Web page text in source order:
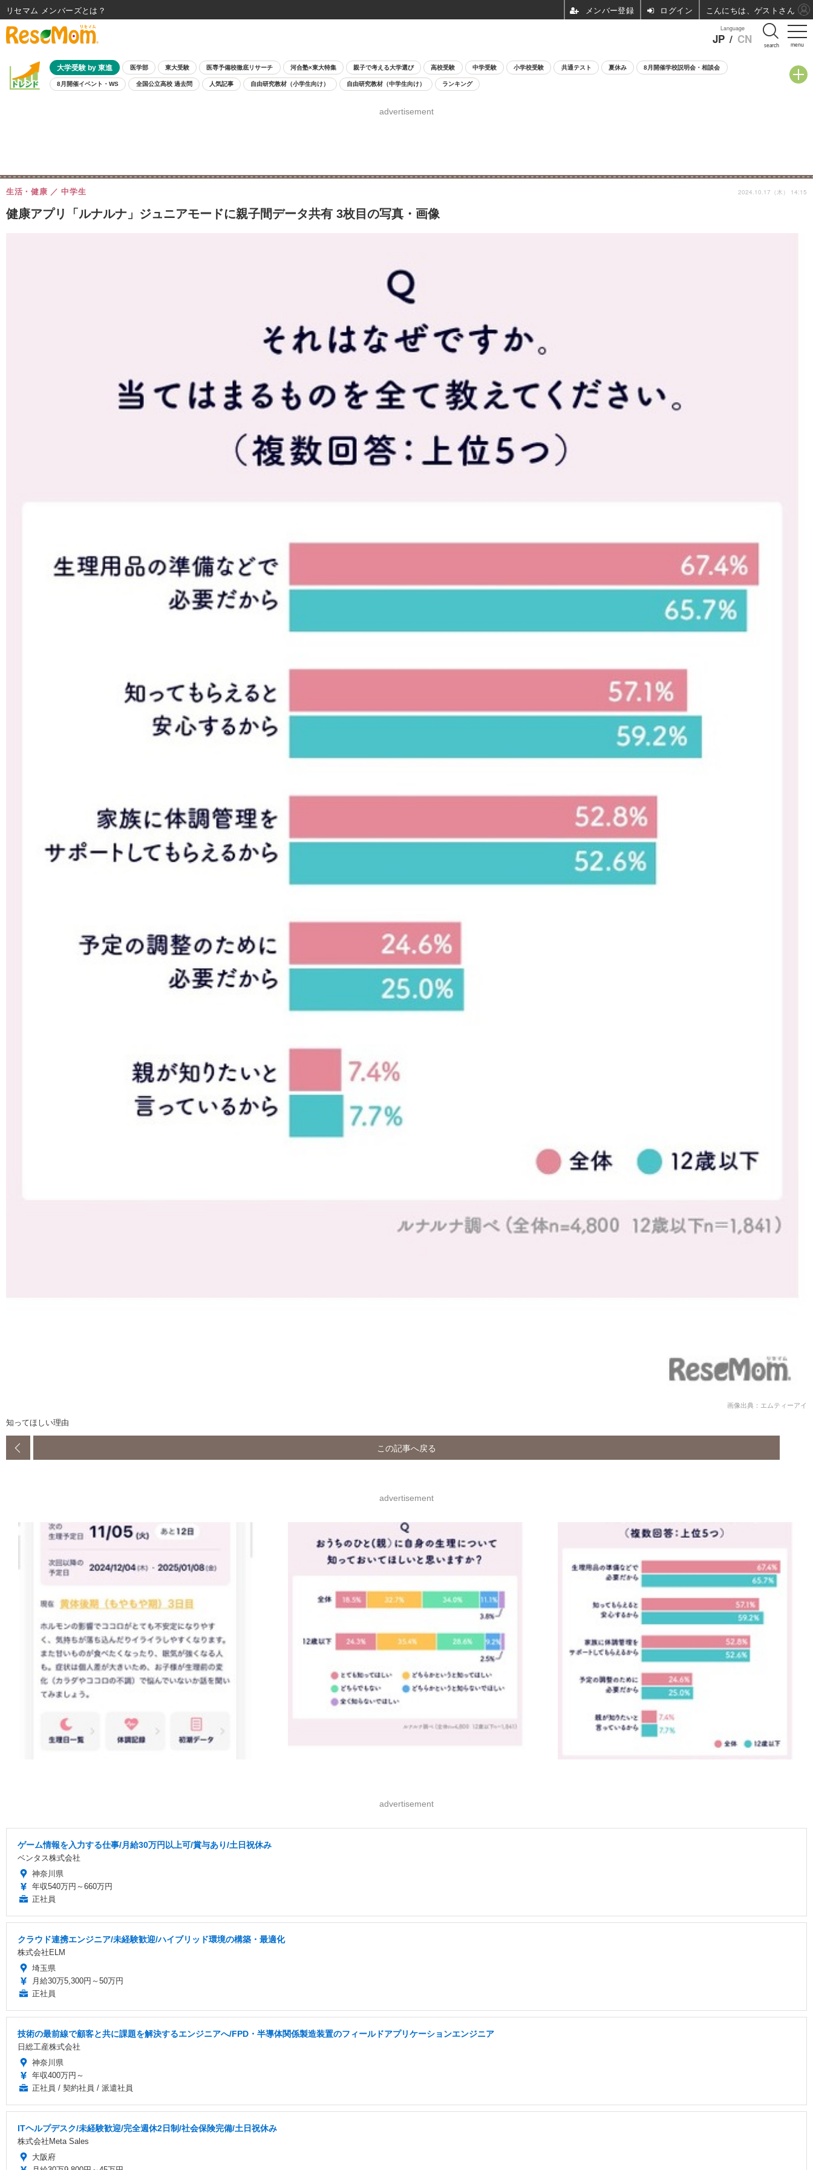
menu
Language
JP / CN search
大学受験 by 東進 医学部 東大受験 医専予備校徹底リサーチ 河合塾×東大特集 親子で考える大学選び 高校受験 中学受験 小学校受験 共通テスト 夏休み 8月開催学校説明会・相談会
8月開催イベント・WS 全国公立高校 過去問 人気記事 自由研究教材（小学生向け） 自由研究教材（中学生向け） ランキング
advertisement
健康アプリ「ルナルナ」ジュニアモードに親子間データ共有 3枚目の写真・画像
生活・健康 中学生 2024.10.17（木） 14:15
画像出典：エムティーアイ
知ってほしい理由
この記事へ戻る
advertisement
advertisement
ゲーム情報を入力する仕事/月給30万円以上可/賞与あり/土日祝休み
ベンタス株式会社
神奈川県
年収540万円～660万円
正社員
クラウド連携エンジニア/未経験歓迎/ハイブリッド環境の構築・最適化
株式会社ELM
埼玉県
月給30万5,300円～50万円
正社員
技術の最前線で顧客と共に課題を解決するエンジニアへ/FPD・半導体関係製造装置のフィールドアプリケーションエンジニア
日総工産株式会社
神奈川県
年収400万円～
正社員 / 契約社員 / 派遣社員
ITヘルプデスク/未経験歓迎/完全週休2日制/社会保険完備/土日祝休み
株式会社Meta Sales
大阪府
リセマム メンバーズ ログイン こんにちは、ゲストさん